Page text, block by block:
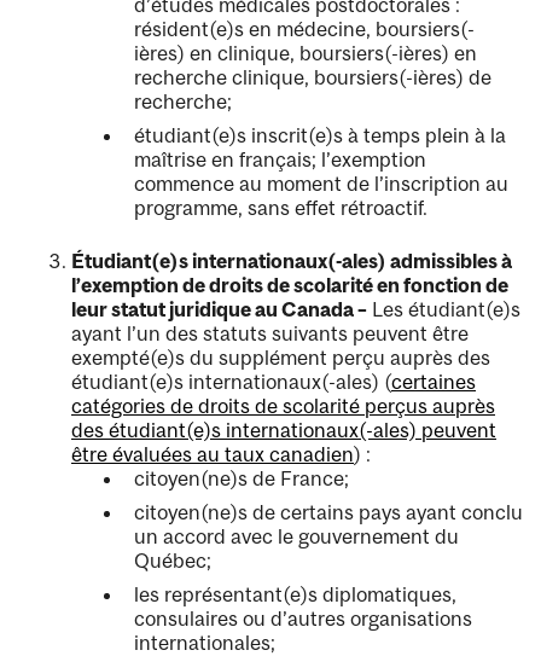
résident(e)s en médecine, boursiers(-
ières) en clinique, boursiers(-ières) en
recherche clinique, boursiers(-ières) de
recherche;
étudiant(e)s inscrit(e)s à temps plein à la
maîtrise en français; l’exemption
commence au moment de l’inscription au
programme, sans effet rétroactif.
Étudiant(e)s internationaux(-ales) admissibles à
l’exemption de droits de scolarité en fonction de
leur statut juridique au Canada – Les étudiant(e)s
ayant l’un des statuts suivants peuvent être
exempté(e)s du supplément perçu auprès des
étudiant(e)s internationaux(-ales) (certaines
catégories de droits de scolarité perçus auprès
des étudiant(e)s internationaux(-ales) peuvent
être évaluées au taux canadien) :
citoyen(ne)s de France;
citoyen(ne)s de certains pays ayant conclu
un accord avec le gouvernement du
Québec;
les représentant(e)s diplomatiques,
consulaires ou d’autres organisations
internationales;